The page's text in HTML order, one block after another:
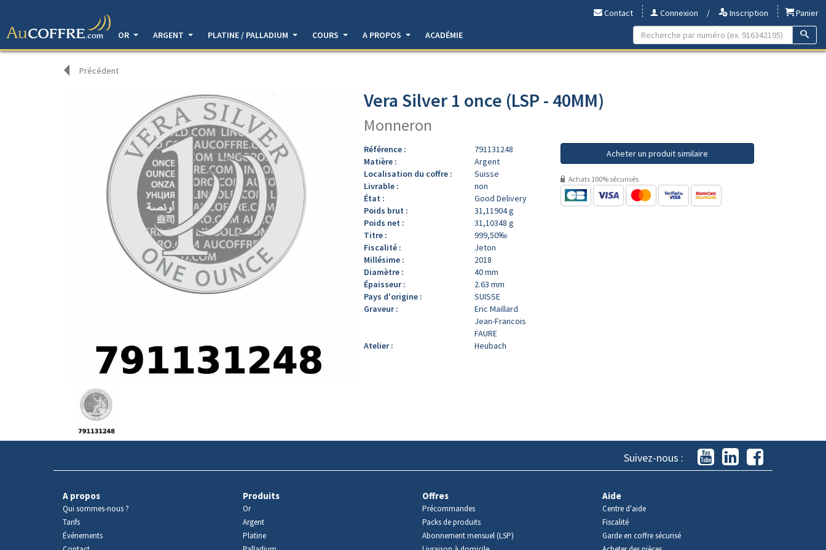
Contact Connexion / Inscription
Panier
OR
ARGENT PLATINE / PALLADIUM COURS A PROPOS ACADÉMIE
Précédent
produit
Vera Silver 1 once (LSP - 40MM)
Monneron
Référence :
791131248
Matière :
Argent
Localisation du coffre :
Suisse
Livrable :
non
État :
Good Delivery
Poids brut :
31,11904 g
Poids net :
31,10348 g
Titre :
999,50‰
Fiscalité :
Jeton
Millésime :
2018
Diamètre :
40 mm
Épaisseur :
2.63 mm
Pays d'origine :
SUISSE
Graveur :
Eric Maillard
Jean-Francois
FAURE
Atelier :
Heubach
Acheter un produit similaire
Achats 100% sécurisés
Suivez-nous :
A propos
Qui sommes-nous ?
Tarifs
Événements
Produits
Or
Argent
Platine
Offres
Précommandes
Packs de produits
Abonnement mensuel (LSP)
Aide
Centre d'aide
Fiscalité
Garde en coffre sécurisé